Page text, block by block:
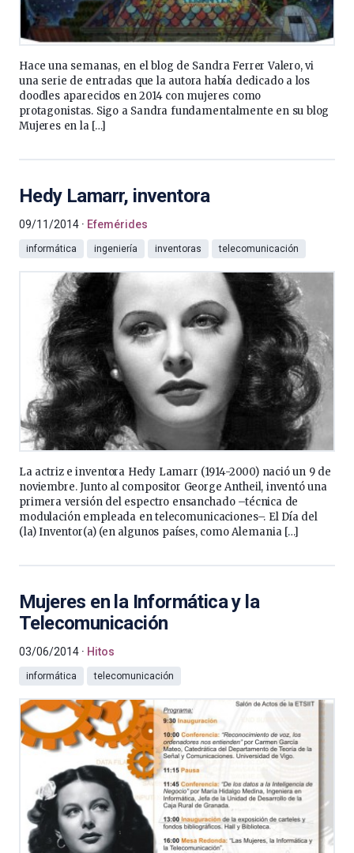
Hace una semanas, en el blog de Sandra Ferrer Valero, vi
una serie de entradas que la autora había dedicado a los
doodles aparecidos en 2014 con mujeres como
protagonistas. Sigo a Sandra fundamentalmente en su blog
Mujeres en la […]
Hedy Lamarr, inventora
09/11/2014 Efemérides
informática ingeniería inventoras telecomunicación
La actriz e inventora Hedy Lamarr (1914-2000) nació un 9 de
noviembre. Junto al compositor George Antheil, inventó una
primera versión del espectro ensanchado –técnica de
modulación empleada en telecomunicaciones–. El Día del
(la) Inventor(a) (en algunos países, como Alemania […]
Mujeres en la Informática y la
Telecomunicación
03/06/2014 Hitos
informática telecomunicación